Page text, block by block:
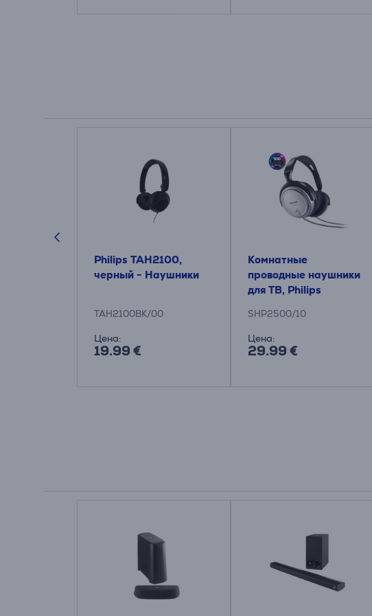
Philips TAH2100,
черный - Наушники
TAH2100BK/00
Цена:
19.99 €
Комнатные
проводные наушники
для ТВ, Philips
SHP2500/10
Цена:
29.99 €